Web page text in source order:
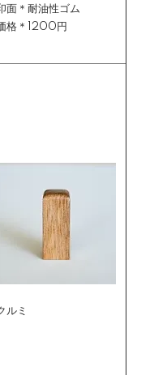
面＊耐油性ゴム
格＊1200円
ルミ